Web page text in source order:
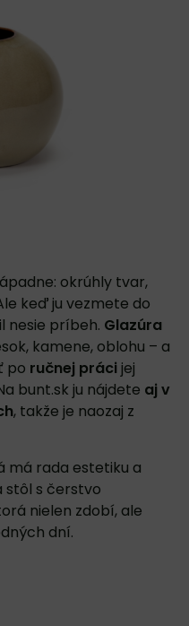
okrúhly tvar,
keď ju vezmete do
nesie príbeh. Glazúra
kamene, oblohu – a
po ručnej práci jej
bunt.sk ju nájdete aj v
, takže je naozaj z
má rada estetiku a
stôl s čerstvo
nielen zdobí, ale
dní.